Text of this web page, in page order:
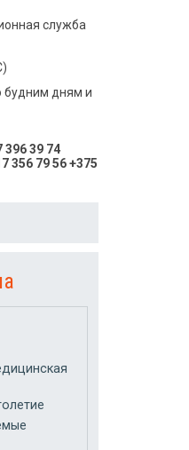
служба
будним дням и
396 39 74
356 79 56 +375